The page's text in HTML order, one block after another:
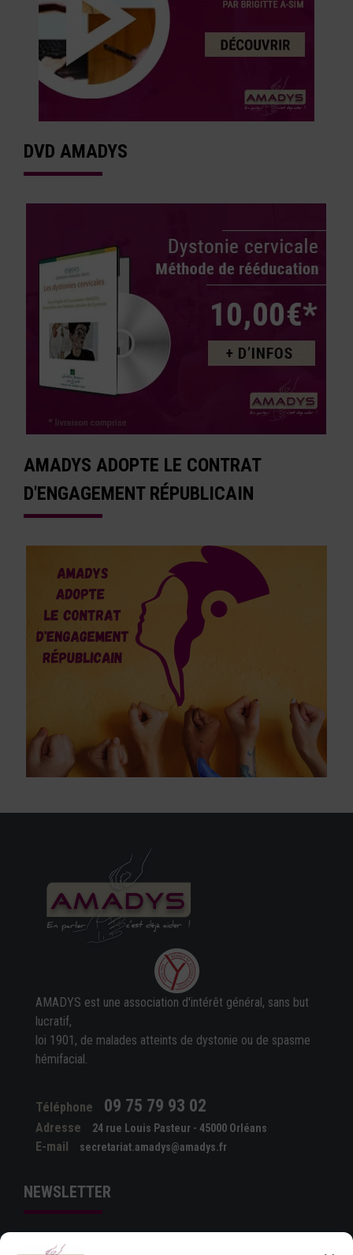
DVD AMADYS
AMADYS ADOPTE LE CONTRAT
D'ENGAGEMENT RÉPUBLICAIN
AMADYS est une association d'intérêt général, sans but
lucratif,
loi 1901, de malades atteints de dystonie ou de spasme
hémifacial.
Téléphone 09 75 79 93 02
Adresse 24 rue Louis Pasteur - 45000 Orléans
E-mail secretariat.amadys@amadys.fr
NEWSLETTER